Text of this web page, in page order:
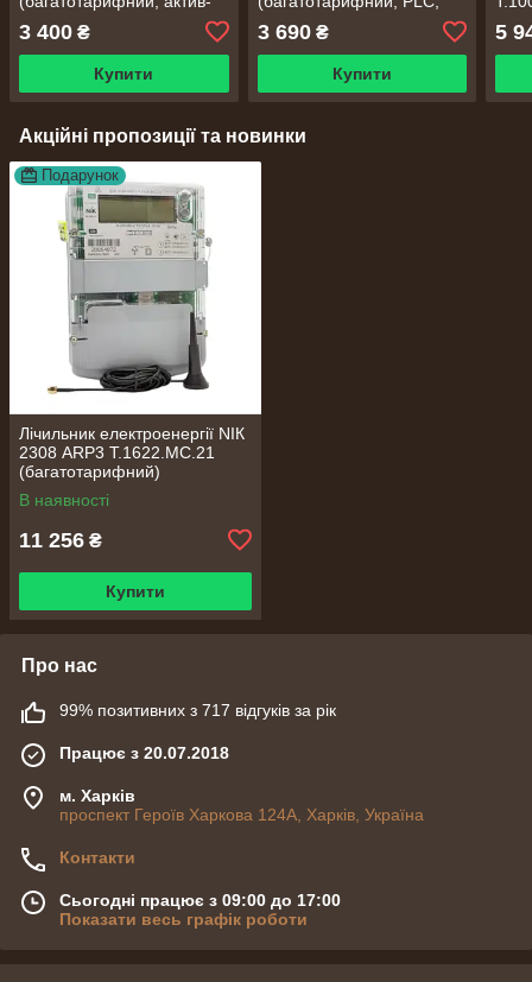
3 400 ₴
Купити
3 690₴
Купити
5
Акційні пропозиції та новинки
Подарунок
Лічильник електроенергії NІК
2308 ARP3 T.1622.MC.21
(багатотарифний)
В наявності
11 256 ₴
Купити
Про нас
99% позитивних з 717 відгуків за рік
Працює з 20.07.2018
м. Харків
проспект Героїв Харкова 124А, Харків, Україна
Контакти
Сьогодні працює з 09:00 до 17:00
Показати весь графік роботи